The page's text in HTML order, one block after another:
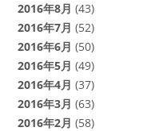
2016年8月 (43)
2016年7月 (52)
2016年6月 (50)
2016年5月 (49)
2016年4月 (37)
2016年3月 (63)
2016年2月 (58)